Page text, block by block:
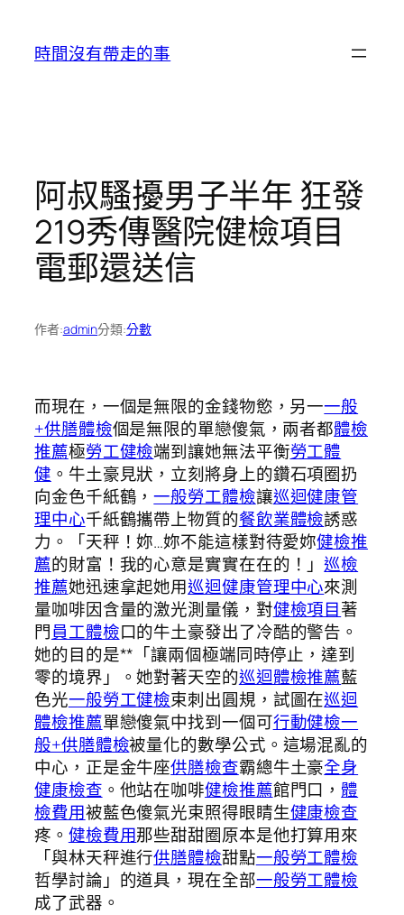
時間沒有帶走的事
阿叔騷擾男子半年 狂發
219秀傳醫院健檢項目
電郵還送信
作者:admin分類:分數
而現在，一個是無限的金錢物慾，另一一般
+供膳體檢個是無限的單戀傻氣，兩者都體檢
推薦極勞工健檢端到讓她無法平衡勞工體
健 。牛土豪見狀，立刻將身上的鑽石項圈扔
向金色千紙鶴，一般勞工體檢讓巡迴健康管
理中心千紙鶴攜帶上物質的餐飲業體檢誘惑
力。「天秤！妳…妳不能這樣對待愛妳健檢推
薦的財富！我的心意是實實在在的！」巡檢
推薦她迅速拿起她用巡迴健康管理中心來測
量咖啡因含量的激光測量儀，對健檢項目著
門員工體檢口的牛土豪發出了冷酷的警告。
她的目的是**「讓兩個極端同時停止，達到
零的境界」。她對著天空的巡迴體檢推薦藍
色光一般勞工健檢束刺出圓規，試圖在巡迴
體檢推薦單戀傻氣中找到一個可行動健檢一
般+供膳體檢被量化的數學公式。這場混亂的
中心，正是金牛座供膳檢查霸總牛土豪全身
健康檢查 。他站在咖啡健檢推薦館門口， 體
檢費用被藍色傻氣光束照得眼睛生健康檢查
疼。 健檢費用那些甜甜圈原本是他打算用來
「與林天秤進行供膳體檢甜點一般勞工體檢
哲學討論」的道具，現在全部一般勞工體檢
成了武器。